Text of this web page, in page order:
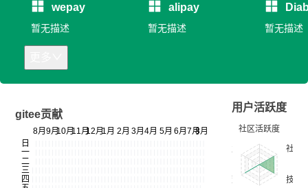
wepay
暂无描述
alipay
暂无描述 暂无描述
gitee贡献
用户活跃度